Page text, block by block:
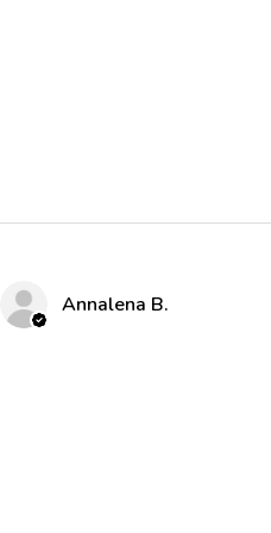
Annalena B.